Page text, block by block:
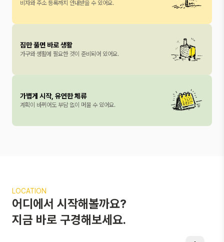
비자와 주소 등록까지 안내받을 수 있어요.
짐만 풀면 바로 생활
가구와 생활에 필요한 것이 준비되어 있어요.
가볍게 시작, 유연한 체류
계획이 바뀌어도 부담 없이 머물 수 있어요.
LOCATION
어디에서 시작해볼까요?
지금 바로 구경해보세요.